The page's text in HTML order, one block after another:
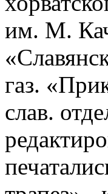
им. М.
газ.
слав.